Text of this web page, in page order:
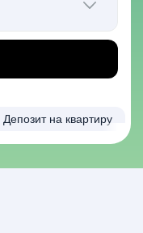
Депозит на квартиру